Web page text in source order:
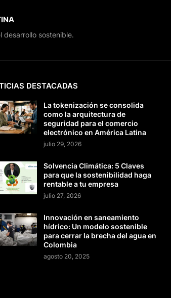
desarrollo sostenible.
DESTACADAS
La tokenización se consolida
como la arquitectura de
seguridad para el comercio
electrónico en América Latina
julio 29, 2026
Solvencia Climática: 5 Claves
para que la sostenibilidad haga
rentable a tu empresa
julio 27, 2026
Innovación en saneamiento
hídrico: Un modelo sostenible
para cerrar la brecha del agua en
Colombia
agosto 20, 2025